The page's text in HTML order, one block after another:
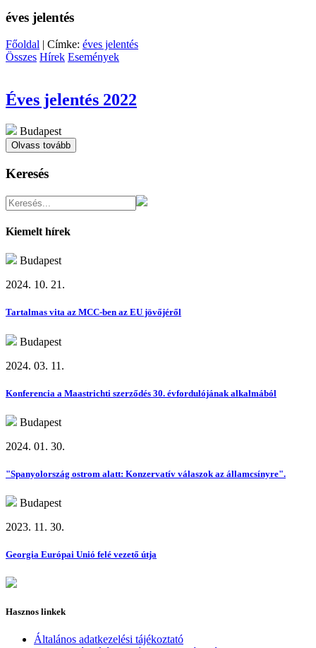
éves jelentés
Főoldal | Címke: éves jelentés
Összes Hírek Események
Éves jelentés 2022
Budapest
Olvass tovább
Keresés
Kiemelt hírek
Budapest
2024. 10. 21.
Tartalmas vita az MCC-ben az EU jövőjéről
Budapest
2024. 03. 11.
Konferencia a Maastrichti szerződés 30. évfordulójának alkalmából
Budapest
2024. 01. 30.
"Spanyolország ostrom alatt: Konzervatív válaszok az államcsínyre".
Budapest
2023. 11. 30.
Georgia Európai Unió felé vezető útja
Hasznos linkek
Általános adatkezelési tájékoztató